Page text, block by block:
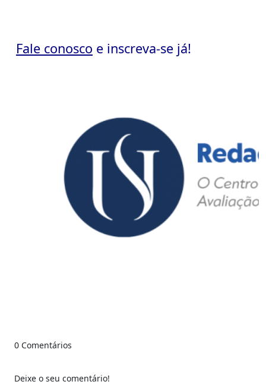
Fale conosco e inscreva-se já!
0 Comentários
Deixe o seu comentário!